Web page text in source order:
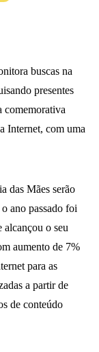
buscas na
presentes
comemorativa
Internet, com uma
das Mães serão
ano passado foi
alcançou o seu
aumento de 7%
para as
a partir de
de conteúdo